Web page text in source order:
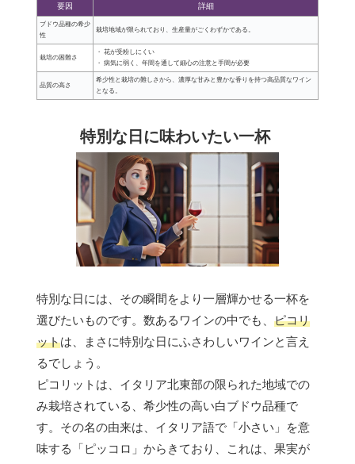
要因 詳細
ブドウ品種の希少
性
栽培地域が限られており、生産量がごくわずかである。
栽培の困難さ
・ 花が受粉しにくい
・ 病気に弱く、年間を通して細心の注意と手間が必要
品質の高さ
希少性と栽培の難しさから、濃厚な甘みと豊かな香りを持つ高品質なワイン
となる。
特別な日に味わいたい一杯
特別な日には、その瞬間をより一層輝かせる一杯を
選びたいものです。数あるワインの中でも、 ピコリ
ットは、まさに特別な日にふさわしいワインと言え
るでしょう。
ピコリットは、イタリア北東部の限られた地域での
み栽培されている、希少性の高い白ブドウ品種で
す。その名の由来は、イタリア語で「小さい」を意
味する「ピッコロ」からきており、これは、果実が